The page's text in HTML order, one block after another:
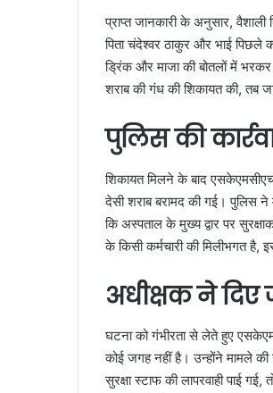
प्राप्त जानकारी के अनुसार,
पिता चंदेश्वर ठाकुर और भाई
ड्रिंक और माजा की बोतलों में
शराब की गंध की शिकायत की,
पुलिस की
शिकायत मिलने के बाद
देसी शराब बरामद की गई। पुलिस
कि अस्पताल के मुख्य द्वार पर
के किसी कर्मचारी की मिलीभगत है,
अधीक्षक ने
घटना को गंभीरता से लेते हुए
कोई जगह नहीं है। उन्होंने मामले
सुरक्षा स्टाफ की लापरवाही पाई